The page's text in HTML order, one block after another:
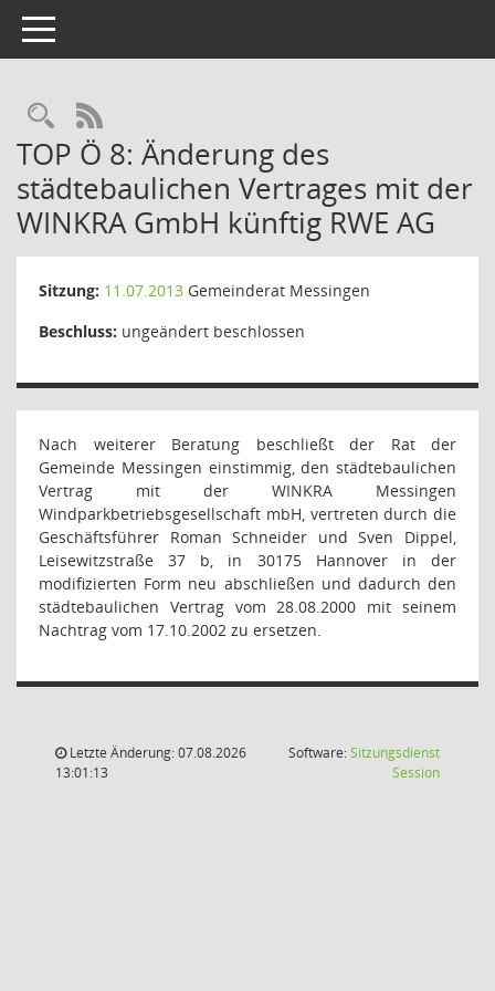
Toggle navigation
Rechercheauswahl
RSS-Feed
TOP Ö 8: Änderung des
städtebaulichen Vertrages mit der
WINKRA GmbH künftig RWE AG
Sitzung: 11.07.2013 Gemeinderat Messingen
Beschluss: ungeändert beschlossen
Nach weiterer Beratung beschließt der Rat der
Gemeinde Messingen einstimmig, den städtebaulichen
Vertrag mit der WINKRA Messingen
Windparkbetriebsgesellschaft mbH, vertreten durch die
Geschäftsführer Roman Schneider und Sven Dippel,
Leisewitzstraße 37 b, in 30175 Hannover in der
modifizierten Form neu abschließen und dadurch den
städtebaulichen Vertrag vom 28.08.2000 mit seinem
Nachtrag vom 17.10.2002 zu ersetzen.
Letzte Änderung: 07.08.2026
13:01:13
Software:Sitzungsdienst
Session(Wird in